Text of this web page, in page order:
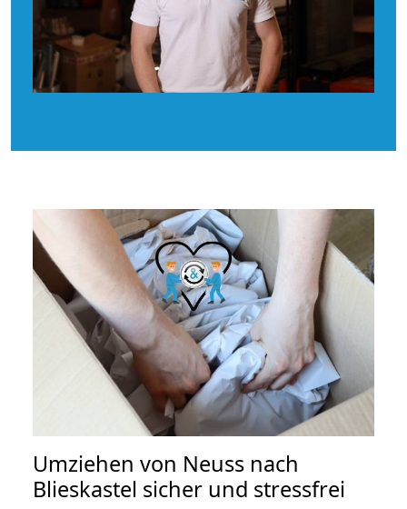
Umziehen von Neuss nach
Blieskastel sicher und stressfrei